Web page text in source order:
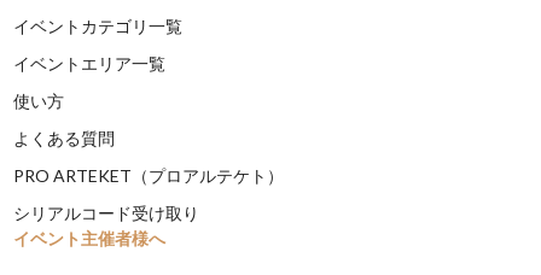
イベントカテゴリ一覧
イベントエリア一覧
使い方
よくある質問
PRO ARTEKET（プロアルテケト）
シリアルコード受け取り
イベント主催者様へ